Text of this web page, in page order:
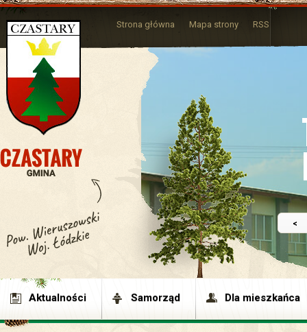
<
Strona główna Mapa strony RSS
Aktualności Samorząd Dla mieszkańca